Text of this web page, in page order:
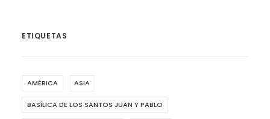
ETIQUETAS
AMÉRICA ASIA
BASÍLICA DE LOS SANTOS JUAN Y PABLO